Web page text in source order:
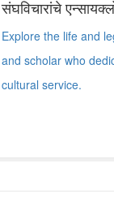
संघविचारांचे
Explore the life and
and scholar who
cultural service.